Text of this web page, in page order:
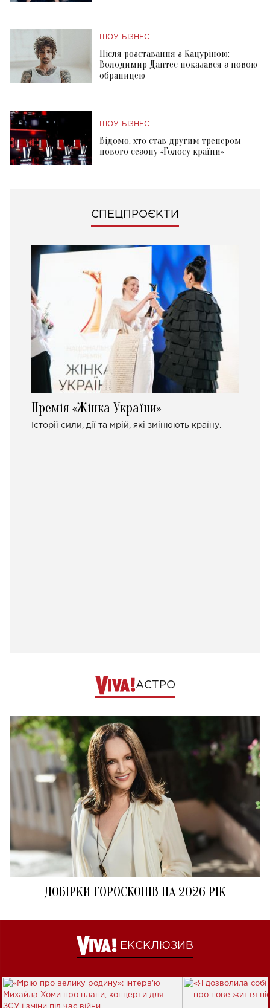
ШОУ-БІЗНЕС
Після розставання з Кацуріною:
Володимир Дантес показався з новою
обраницею
ШОУ-БІЗНЕС
Відомо, хто став другим тренером
нового сезону «Голосу країни»
СПЕЦПРОЄКТИ
Премія «Жінка України»
Історії сили, дії та мрій, які змінюють країну.
АСТРО
ДОБІРКИ ГОРОСКОПІВ НА 2026 РІК
ЕКСКЛЮЗИВ